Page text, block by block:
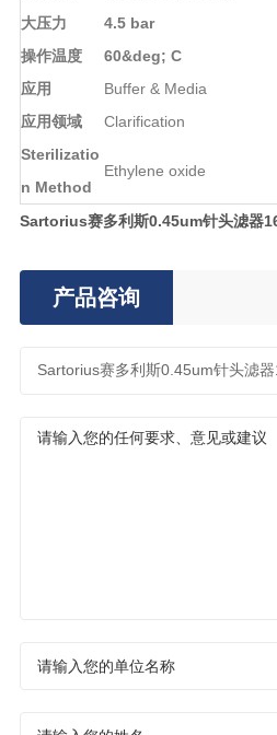
大压力
4.5 bar
操作温度
60&deg; C
应用
Buffer & Media
应用领域
Clarification
Sterilizatio
n Method
Ethylene oxide
Sartorius赛多利斯0.45um针头滤器
产品咨询